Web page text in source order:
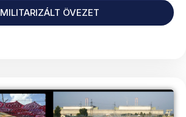
MILITARIZÁLT ÖVEZET